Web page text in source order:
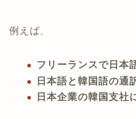
例えば、
フリーランスで日本
日本語と韓国語の通
日本企業の韓国支社